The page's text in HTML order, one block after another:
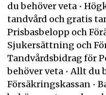
du behöver veta •
tandvård och gratis
Prisbasbelopp och
Sjukersättning och
Tandvårdsbidrag för
behöver veta •Allt du
Försäkringskassan •